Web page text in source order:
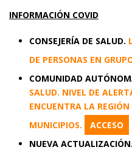
INFORMACIÓN COVID
CONSEJERÍA DE SALUD.
DE PERSONAS EN
COMUNIDAD
SALUD. NIVEL DE
ENCUENTRA LA
MUNICIPIOS.
ACCESO
NUEVA ACTUALIZACIÓN.